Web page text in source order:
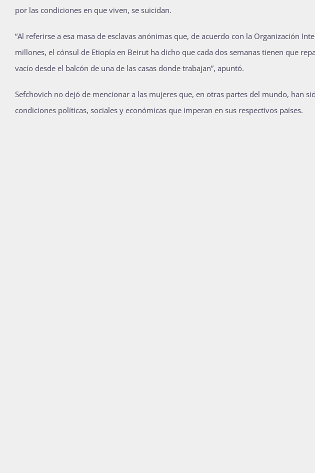
por las condiciones en que viven, se suicidan.
“Al referirse a esa masa de esclavas anónimas que, de acuerdo con la Organización
millones, el cónsul de Etiopía en Beirut ha dicho que cada dos semanas tienen que
vacío desde el balcón de una de las casas donde trabajan”, apuntó.
Sefchovich no dejó de mencionar a las mujeres que, en otras partes del mundo, han
condiciones políticas, sociales y económicas que imperan en sus respectivos países.